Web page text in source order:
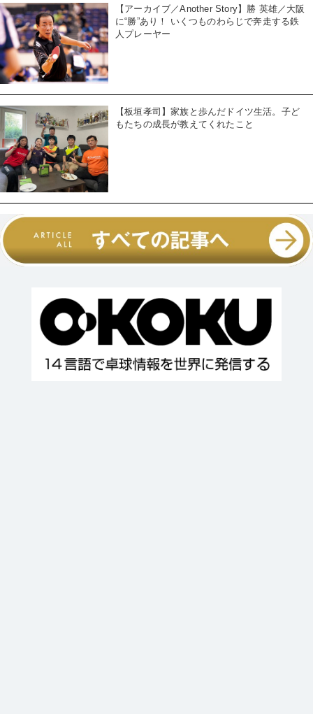
【アーカイブ／Another Story】勝 英雄／大阪
に“勝”あり！ いくつものわらじで奔走する鉄
人プレーヤー
【板垣孝司】家族と歩んだドイツ生活。子ど
もたちの成長が教えてくれたこと